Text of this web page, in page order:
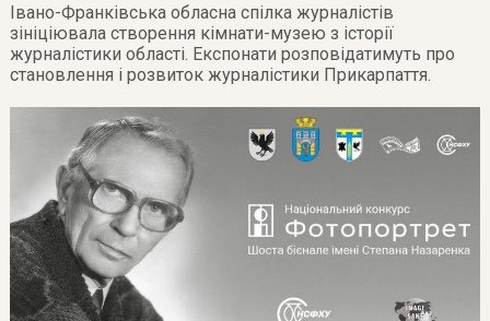
Івано-Франківська обласна спілка журналістів
зініціювала створення кімнати-музею з історії
журналістики області. Експонати розповідатимуть про
становлення і розвиток журналістики Прикарпаття.